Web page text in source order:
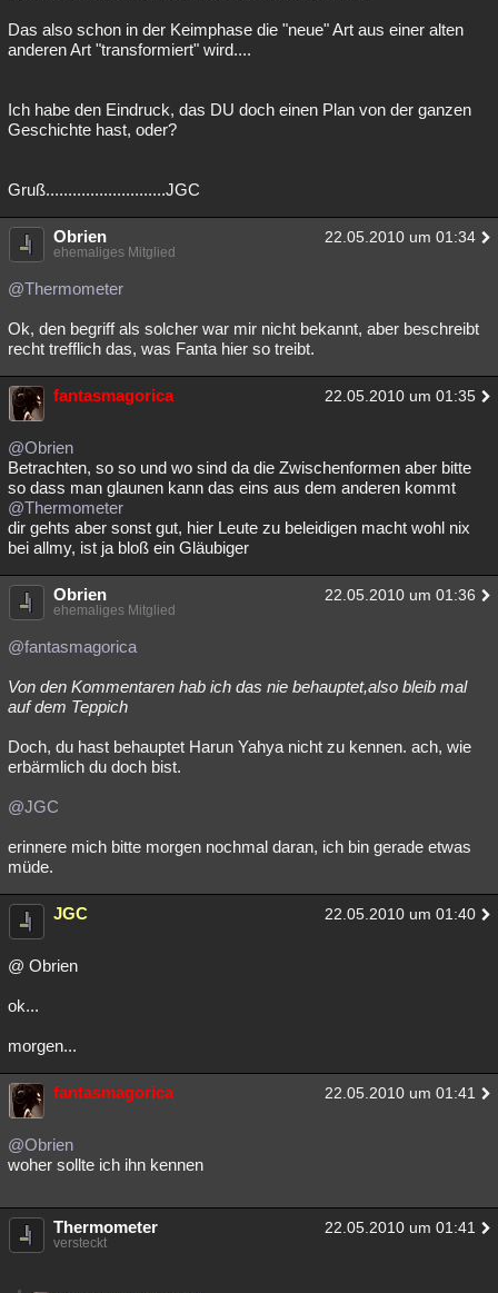
Das also schon in der Keimphase die "neue" Art aus einer alten
anderen Art "transformiert" wird....
Ich habe den Eindruck, das DU doch einen Plan von der ganzen
Geschichte hast, oder?
Gruß...........................JGC
Obrien 22.05.2010 um 01:34
ehemaliges Mitglied
@Thermometer
Ok, den begriff als solcher war mir nicht bekannt, aber beschreibt
recht trefflich das, was Fanta hier so treibt.
fantasmagorica 22.05.2010 um 01:35
@Obrien
Betrachten, so so und wo sind da die Zwischenformen aber bitte
so dass man glaunen kann das eins aus dem anderen kommt
@Thermometer
dir gehts aber sonst gut, hier Leute zu beleidigen macht wohl nix
bei allmy, ist ja bloß ein Gläubiger
Obrien 22.05.2010 um 01:36
ehemaliges Mitglied
@fantasmagorica
Von den Kommentaren hab ich das nie behauptet,also bleib mal
auf dem Teppich
Doch, du hast behauptet Harun Yahya nicht zu kennen. ach, wie
erbärmlich du doch bist.
@JGC
erinnere mich bitte morgen nochmal daran, ich bin gerade etwas
müde.
JGC 22.05.2010 um 01:40
@ Obrien
ok...
morgen...
fantasmagorica 22.05.2010 um 01:41
@Obrien
woher sollte ich ihn kennen
Thermometer 22.05.2010 um 01:41
versteckt